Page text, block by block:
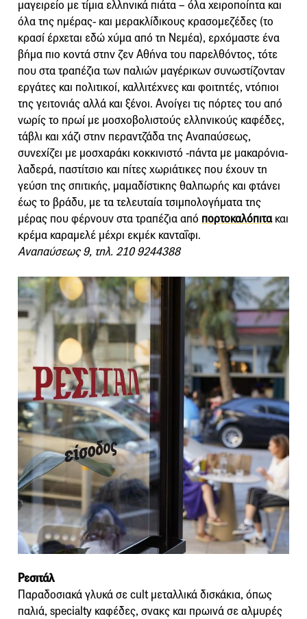
μαγειρείο με τίμια ελληνικά πιάτα – όλα χειροποίητα και
όλα της ημέρας- και μερακλίδικους κρασομεζέδες (το
κρασί έρχεται εδώ χύμα από τη Νεμέα), ερχόμαστε ένα
βήμα πιο κοντά στην ζεν Αθήνα του παρελθόντος, τότε
που στα τραπέζια των παλιών μαγέρικων συνωστίζονταν
εργάτες και πολιτικοί, καλλιτέχνες και φοιτητές, ντόπιοι
της γειτονιάς αλλά και ξένοι. Ανοίγει τις πόρτες του από
νωρίς το πρωί με μοσχοβολιστούς ελληνικούς καφέδες,
τάβλι και χάζι στην περαντζάδα της Αναπαύσεως,
συνεχίζει με μοσχαράκι κοκκινιστό -πάντα με μακαρόνια-
λαδερά, παστίτσιο και πίτες χωριάτικες που έχουν τη
γεύση της σπιτικής, μαμαδίστικης θαλπωρής και φτάνει
έως το βράδυ, με τα τελευταία τσιμπολογήματα της
μέρας που φέρνουν στα τραπέζια από πορτοκαλόπιτακαι
κρέμα καραμελέ μέχρι εκμέκ κανταΐφι.
Αναπαύσεως 9, τηλ. 210 9244388
Ρεσιτάλ
Παραδοσιακά γλυκά σε cult μεταλλικά δισκάκια, όπως
παλιά, specialty καφέδες, σνακς και πρωινά σε αλμυρές